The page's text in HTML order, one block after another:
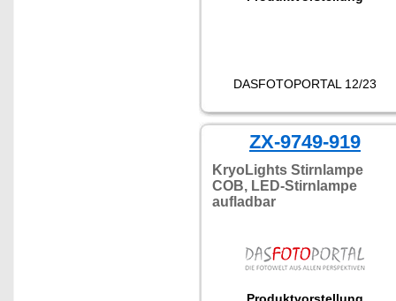
DASFOTOPORTAL 12/23
ZX-9749-919
KryoLights Stirnlampe
COB, LED-Stirnlampe
aufladbar